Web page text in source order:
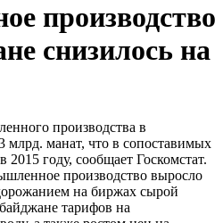
производство
снизилось на
производства в
млрд. манат, что в сопоставимых
году, сообщает Госкомстат.
производство выросло
на биржах сырой
тарифов на